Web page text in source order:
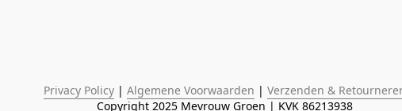
Privacy Policy | Algemene Voorwaarden | Verzenden &
Copyright 2025 Mevrouw Groen | KVK 86213938